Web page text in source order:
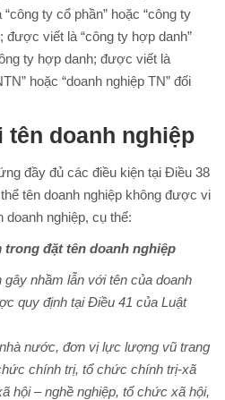
ty cổ phần” hoặc “công ty
được viết là “công ty hợp danh”
ty hợp danh; được viết là
hoặc “doanh nghiệp TN” đối
doanh nghiệp
đầy đủ các điều kiện tại Điều 38
tên doanh nghiệp không được vi
doanh nghiệp, cụ thể:
trong đặt tên doanh nghiệp
nhầm lẫn với tên của doanh
quy định tại Điều 41 của Luật
nước, đơn vị lực lượng vũ trang
chính trị, tổ chức chính trị-xã
hội – nghề nghiệp, tổ chức xã hội,